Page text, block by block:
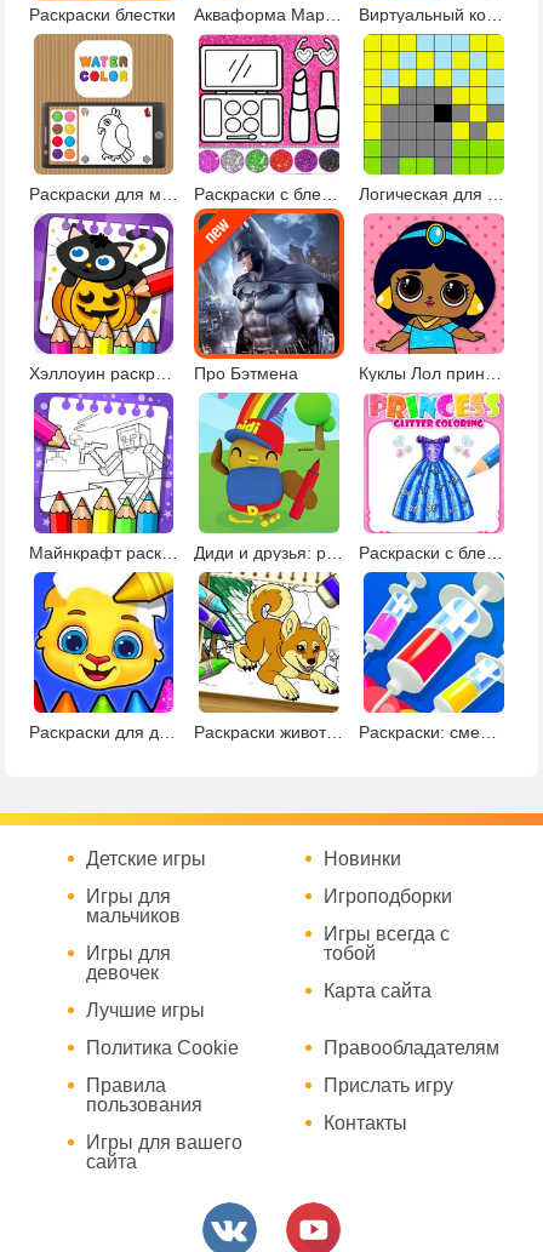
Раскраски блестки Акваформа Маринетт и друзья Виртуальный кот в школе
Раскраски для малышей Раскраски с блестками и нейл-арт Логическая для детей 5 лет
Хэллоуин раскраски и рисовалки Про Бэтмена Куклы Лол принцессы
Майнкрафт раскраски Диди и друзья: развивающие раскраски Раскраски с блестками
Раскраски животных с креатором 2 Раскраски: смешай цвета
Детские игры
Игры для
мальчиков
Игры для
девочек
Лучшие игры
Новинки
Игроподборки
Игры всегда с
тобой
Карта сайта
Политика Cookie
Правила
пользования
Игры для вашего
сайта
Правообладателям
Прислать игру
Контакты